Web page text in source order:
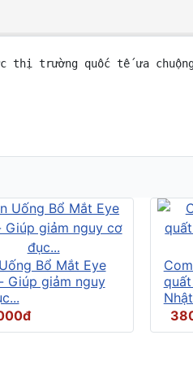
thị trường quốc tế ưa
Bổ Mắt Eye
Giúp giảm nguy